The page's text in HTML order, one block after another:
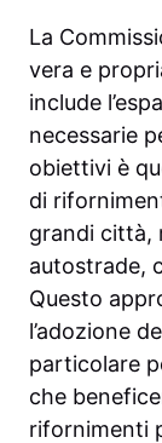
La
vera e
include
necessarie
obiettivi è
di
grandi città,
autostrade,
Questo
l’adozione
particolare
che
rifornimenti